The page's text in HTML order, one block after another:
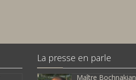
La presse en parle
Maître Bochnakian